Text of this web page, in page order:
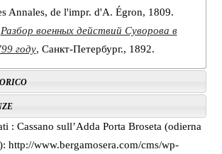
Annales, de l'impr. d'A. Égron, 1809.
Разбор военных действий Суворова в
году, Санкт-Петербург., 1892.
: Cassano sull’Adda Porta Broseta (odierna
http://www.bergamosera.com/cms/wp-